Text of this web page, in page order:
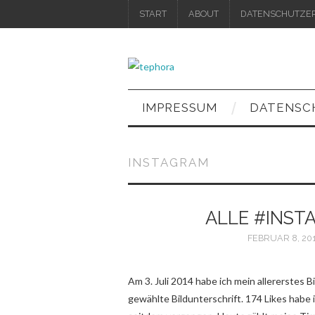
START ABOUT
IMPRESSUM
INSTAGRAM
ALLE
FEBRUAR 8,
Am 3. Juli 2014 habe ich mein allererstes
gewählte Bildunterschrift. 174 Likes habe